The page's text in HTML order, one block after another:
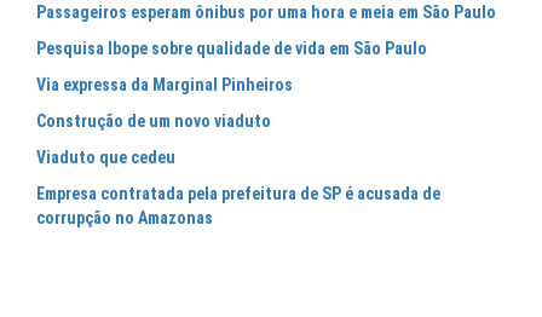
Passageiros esperam ônibus por uma hora e meia em São Paulo
Pesquisa Ibope sobre qualidade de vida em São Paulo
Via expressa da Marginal Pinheiros
Construção de um novo viaduto
Viaduto que cedeu
Empresa contratada pela prefeitura de SP é acusada de
corrupção no Amazonas